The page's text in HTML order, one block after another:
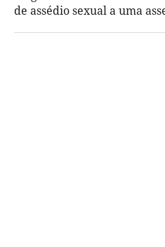
de assédio sexual a uma